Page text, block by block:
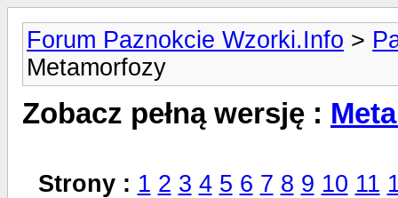
Forum Paznokcie Wzorki.Info >
Metamorfozy
Zobacz pełną wersję :
Strony : 1 2 3 4 5 6 7 8 9 10 11